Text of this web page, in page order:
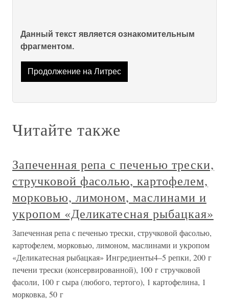
Данный текст является ознакомительным
фрагментом.
Продолжение на Литрес
Читайте также
Запеченная репа с печенью трески,
стручковой фасолью, картофелем,
морковью, лимоном, маслинами и
укропом «Деликатесная рыбацкая»
Запеченная репа с печенью трески, стручковой фасолью,
картофелем, морковью, лимоном, маслинами и укропом
«Деликатесная рыбацкая» Ингредиенты4–5 репки, 200 г
печени трески (консервированной), 100 г стручковой
фасоли, 100 г сыра (любого, тертого), 1 картофелина, 1
морковка, 50 г